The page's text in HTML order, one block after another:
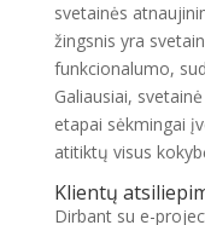
svetainės
žingsnis yra
funkcionalumo,
Galiausiai,
etapai sėkmingai
atitiktų visus
Klientų
Dirbant su e-